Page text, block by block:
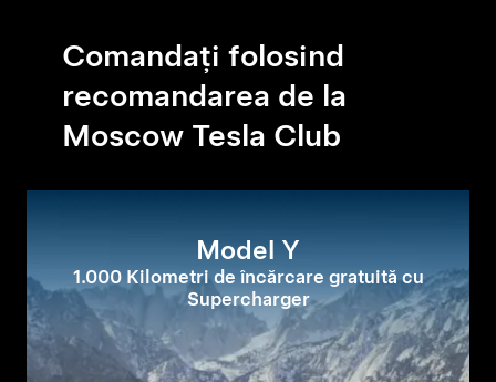
Comandați folosind
recomandarea de la
Moscow Tesla Club
Model Y
1.000 Kilometri de încărcare gratuită cu
Supercharger